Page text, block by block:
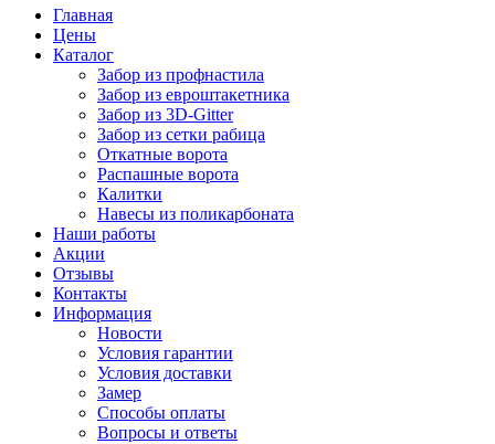
Главная
Цены
Каталог
Забор из профнастила
Забор из евроштакетника
Забор из 3D-Gitter
Забор из сетки рабица
Откатные ворота
Распашные ворота
Калитки
Навесы из поликарбоната
Наши работы
Акции
Отзывы
Контакты
Информация
Новости
Условия гарантии
Условия доставки
Замер
Способы оплаты
Вопросы и ответы